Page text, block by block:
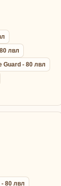
лвл
Guard - 80 лвл
80 лвл